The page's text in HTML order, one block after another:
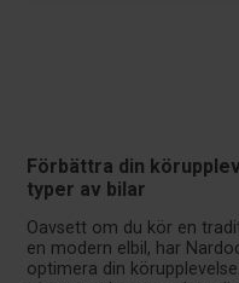
Förbättra din
typer av bilar
Oavsett om du kör en
en modern elbil, har
optimera din